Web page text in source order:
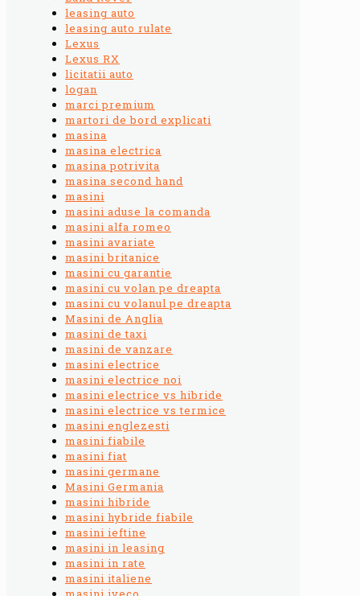
leasing auto
leasing auto rulate
Lexus
Lexus RX
licitatii auto
logan
marci premium
martori de bord explicati
masina
masina electrica
masina potrivita
masina second hand
masini
masini aduse la comanda
masini alfa romeo
masini avariate
masini britanice
masini cu garantie
masini cu volan pe dreapta
masini cu volanul pe dreapta
Masini de Anglia
masini de taxi
masini de vanzare
masini electrice
masini electrice noi
masini electrice vs hibride
masini electrice vs termice
masini englezesti
masini fiabile
masini fiat
masini germane
Masini Germania
masini hibride
masini hybride fiabile
masini ieftine
masini in leasing
masini in rate
masini italiene